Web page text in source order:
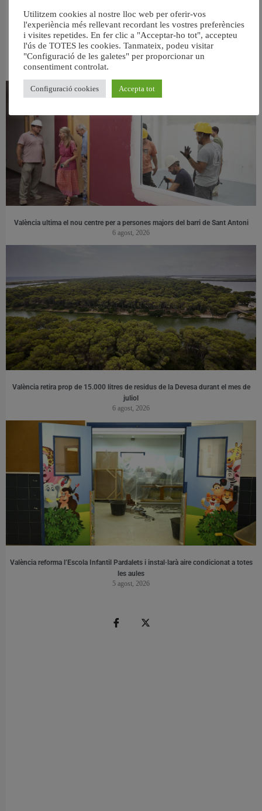
RELACIONAT
València ultima el nou centre per a persones majors del barri de Sant Antoni
6 agost, 2026
València retira prop de 15.000 litres de residus de la Devesa durant el mes de
juliol
6 agost, 2026
València reforma l’Escola Infantil Pardalets i instal·larà aire condicionat a totes
les aules
5 agost, 2026
Utilitzem cookies al nostre lloc web per oferir-vos
l'experiència més rellevant recordant les vostres preferències
i visites repetides. En fer clic a "Acceptar-ho tot", accepteu
l'ús de TOTES les cookies. Tanmateix, podeu visitar
"Configuració de les galetes" per proporcionar un
consentiment controlat.
Configuració cookies Accepta tot